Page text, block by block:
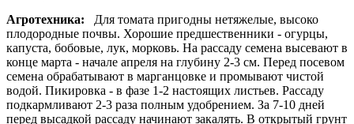
Агротехника: Для томата пригодны нетяжелые, высоко
плодородные почвы. Хорошие предшественники - огурцы,
капуста, бобовые, лук, морковь. На рассаду семена высевают в
конце марта - начале апреля на глубину 2-3 см. Перед посевом
семена обрабатывают в марганцовке и промывают чистой
водой. Пикировка - в фазе 1-2 настоящих листьев. Рассаду
подкармливают 2-3 раза полным удобрением. За 7-10 дней
перед высадкой рассаду начинают закалять. В открытый грунт